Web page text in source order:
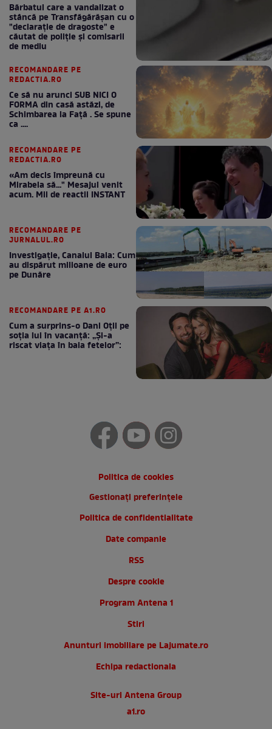
Bărbatul care a vandalizat o
stâncă pe Transfăgărășan cu o
"declaraţie de dragoste" e
căutat de poliție și comisarii
de mediu
RECOMANDARE PE
REDACTIA.RO
Ce să nu arunci SUB NICI O
FORMA din casă astăzi, de
Schimbarea la Față . Se spune
ca ....
RECOMANDARE PE
REDACTIA.RO
«Am decis împreună cu
Mirabela să..." Mesajul venit
acum. Mii de reactii INSTANT
RECOMANDARE PE
JURNALUL.RO
Investigație, Canalul Bala: Cum
au dispărut milioane de euro
pe Dunăre
RECOMANDARE PE A1.RO
Cum a surprins-o Dani Oțil pe
soția lui în vacanță: „Și-a
riscat viața în baia fetelor”:
Politica de cookies
Gestionați preferințele
Politica de confidentialitate
Date companie
RSS
Despre cookie
Program Antena 1
Stiri
Anunturi imobiliare pe Lajumate.ro
Echipa redactionala
Site-uri Antena Group
a1.ro